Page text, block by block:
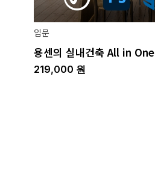
입문
용센의 실내건축 All in One
219,000 원